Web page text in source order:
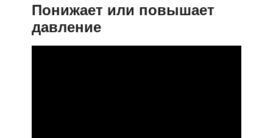
Понижает или повышает
давление